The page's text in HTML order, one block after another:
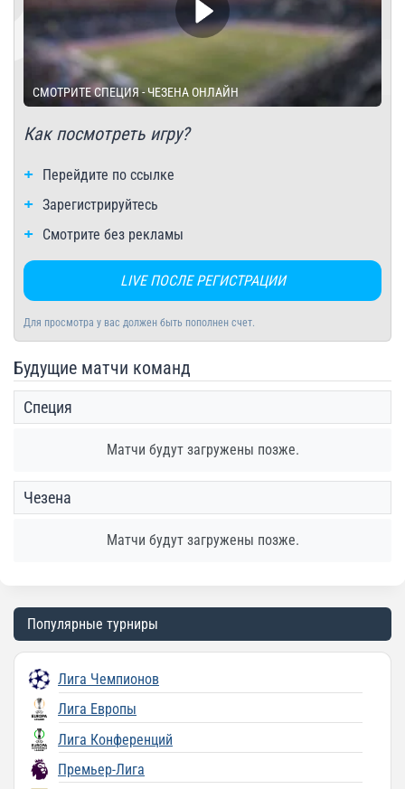
СМОТРИТЕ СПЕЦИЯ - ЧЕЗЕНА ОНЛАЙН
Как посмотреть игру?
Перейдите по ссылке
Зарегистрируйтесь
Смотрите без рекламы
LIVE ПОСЛЕ РЕГИСТРАЦИИ
Для просмотра у вас должен быть пополнен счет.
Будущие матчи команд
Специя
Матчи будут загружены позже.
Чезена
Матчи будут загружены позже.
Популярные турниры
Лига Чемпионов
Лига Европы
Лига Конференций
Премьер-Лига